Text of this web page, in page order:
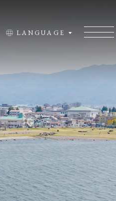
LANGUAGE